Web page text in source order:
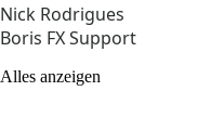
Nick Rodrigues
Boris FX Support
Alles anzeigen